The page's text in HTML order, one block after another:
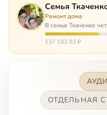
Семья
Ремонт дома
В семье Ткаченко
сыновей. И это семья
и бед, что хватило
137 182,92 ₽
ОТДЕЛЬНАЯ